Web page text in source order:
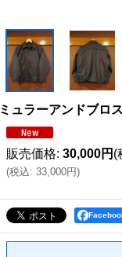
ミュラーアンドブ
販売価格: 30,000円 (
(税込: 33,000円)